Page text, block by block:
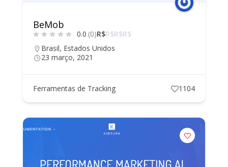
BeMob
0.0 (0)R$R$R$R$
Brasil, Estados Unidos
23 março, 2021
Ferramentas de Tracking 1104